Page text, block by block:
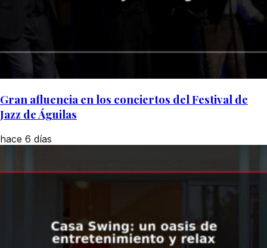
Gran afluencia en los conciertos del Festival de
Jazz de Águilas
hace 6 días